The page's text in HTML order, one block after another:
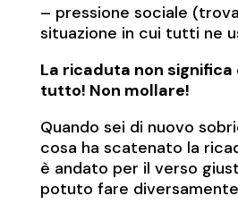
– pressione sociale
situazione in cui tutti ne
La ricaduta non
tutto! Non mollare!
Quando sei di nuovo
cosa ha scatenato la
è andato per il verso
potuto fare